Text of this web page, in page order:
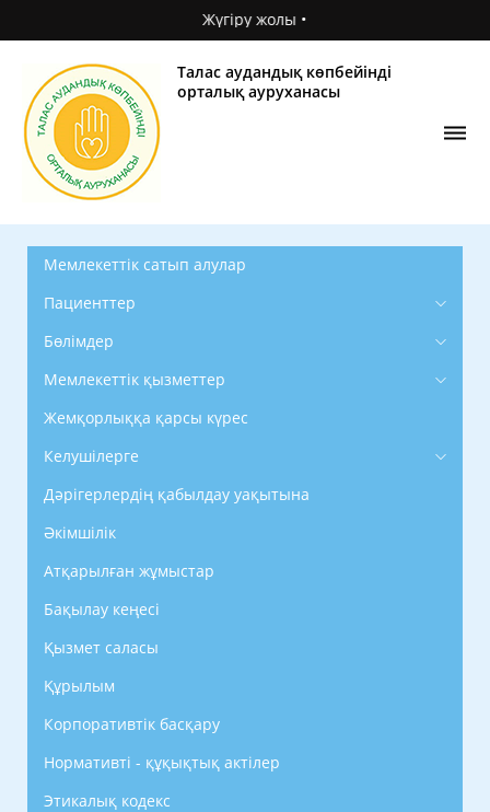
Жүгіру жолы •
Талас аудандық көпбейінді
орталық ауруханасы
Мемлекеттік сатып алулар
Пациенттер
Бөлімдер
Мемлекеттік қызметтер
Жемқорлыққа қарсы күрес
Келушілерге
Дәрігерлердің қабылдау уақытына
Әкімшілік
Атқарылған жұмыстар
Бақылау кеңесі
Қызмет саласы
Құрылым
Корпоративтік басқару
Нормативті - құқықтық актілер
Этикалық кодекс